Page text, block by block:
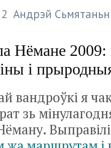
Андрэй
Нёмане 2009:
і
вандроўкі я
зь